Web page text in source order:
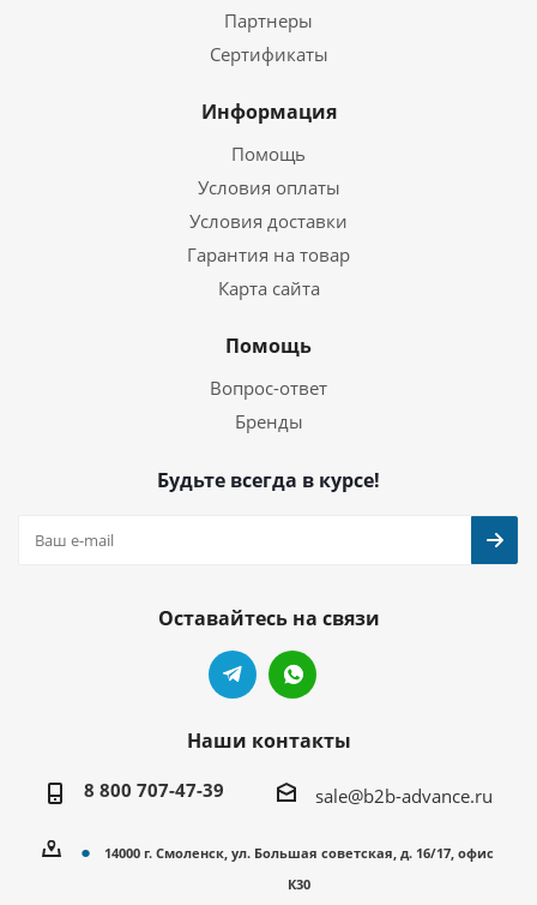
Партнеры
Сертификаты
Информация
Помощь
Условия оплаты
Условия доставки
Гарантия на товар
Карта сайта
Помощь
Вопрос-ответ
Бренды
Будьте всегда в курсе!
Оставайтесь на связи
Наши контакты
8 800 707-47-39 sale@b2b-advance.ru
14000 г. Смоленск, ул. Большая советская, д. 16/17, офис
К30